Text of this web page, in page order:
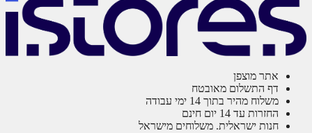
אתר מוצפן
דף התשלום מאובטח
משלוח מהיר בתוך 14 ימי עבודה
החזרות עד 14 יום חינם
חנות ישראלית. משלוחים מישראל